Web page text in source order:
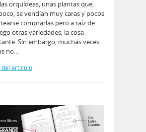
orquídeas, unas plantas que,
se vendían muy caras y pocos
comprarlas pero a raíz de
otras variedades, la cosa
Sin embargo, muchas veces
no…
del artículo